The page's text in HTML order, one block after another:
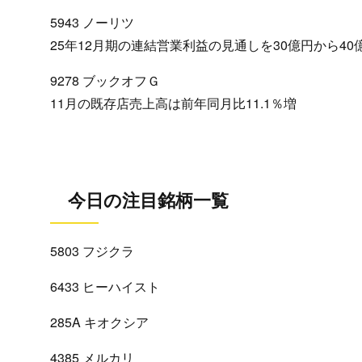
5943 ノーリツ
25年12月期の連結営業利益の見通しを30億円から40
9278 ブックオフＧ
11月の既存店売上高は前年同月比11.1％増
今日の注目銘柄一覧
5803 フジクラ
6433 ヒーハイスト
285A キオクシア
4385 メルカリ